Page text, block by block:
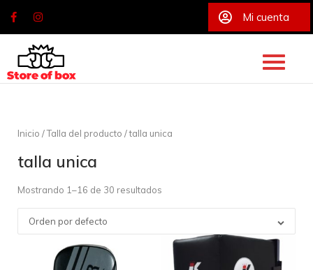
Mi cuenta
content
Inicio / Talla del producto / talla unica
talla unica
Mostrando 1–16 de 30 resultados
Orden por defecto